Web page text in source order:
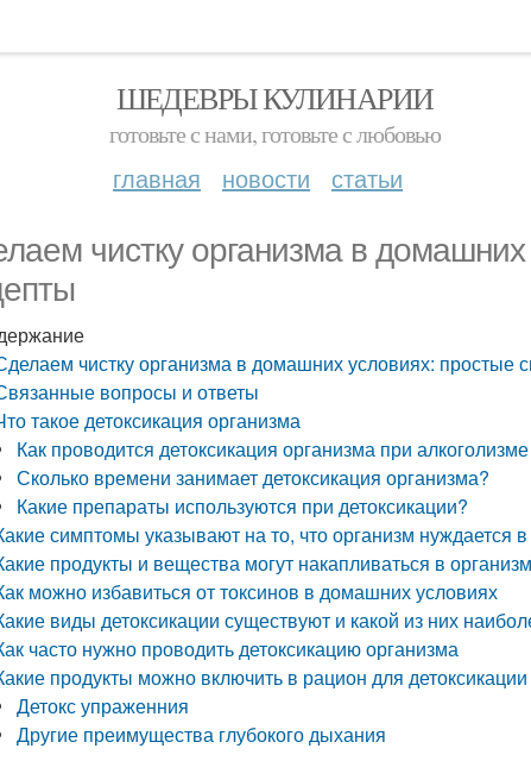
ШЕДЕВРЫ КУЛИНАРИИ
готовьте с нами, готовьте с любовью
главная новости статьи
чистку организма в
чистку организма в домашних условиях: простые
вопросы и ответы
такое детоксикация организма
Как проводится детоксикация организма при
Сколько времени занимает детоксикация организма?
Какие препараты используются при детоксикации?
симптомы указывают на то, что организм нуждается в
продукты и вещества могут накапливаться в
можно избавиться от токсинов в домашних условиях
виды детоксикации существуют и какой из них
часто нужно проводить детоксикацию организма
продукты можно включить в рацион для
Детокс упраженния
Другие преимущества глубокого дыхания